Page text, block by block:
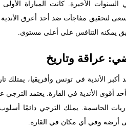
السنوات الأخيرة. كانت المباراة
لتحقيق مفاجآت ضد أحد أعرق
يمكنه التنافس على أعلى مستوى.
عراقة وتاريخ
أكبر الأندية في تونس وأفريقيا، يمتلك
أقوى الأندية في القارة. يعتمد الترجي
الحاسمة. يملك الترجي دائمًا
أرضه وفي أي مكان في القارة.